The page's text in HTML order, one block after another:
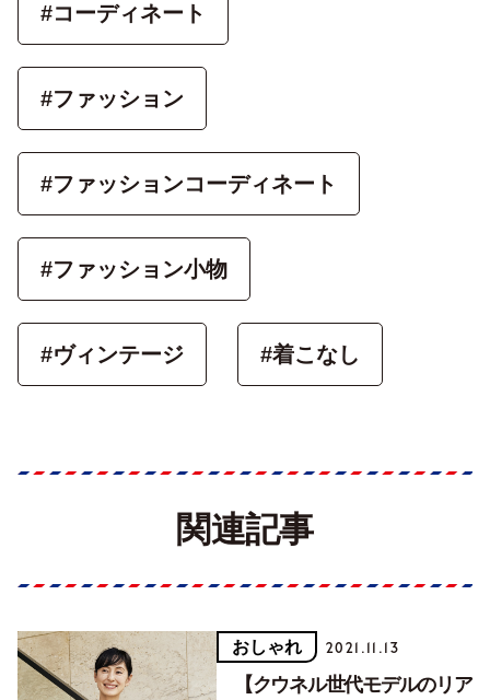
#コーディネート
#ファッション
#ファッションコーディネート
#ファッション小物
#ヴィンテージ #着こなし
関連記事
おしゃれ 2021.11.13
【クウネル世代モデルのリア